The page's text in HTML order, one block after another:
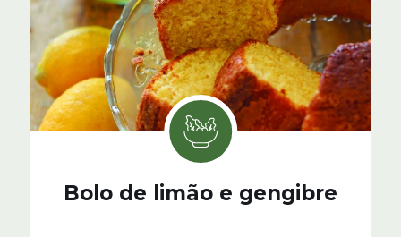
Bolo de limão e gengibre